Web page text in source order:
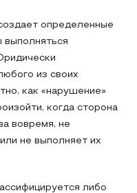
определенные
выполняться
из своих
как «нарушение»
когда сторона
вовремя, не
не выполняет их
либо